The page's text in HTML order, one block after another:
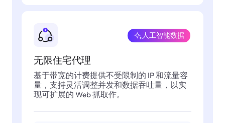
无限住宅代理
人工智能数据
基于带宽的计费提供不受限制的 IP 和流量容
量，支持灵活调整并发和数据吞吐量，以实
现可扩展的 Web 抓取作。